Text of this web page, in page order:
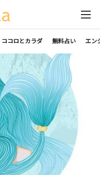
ココロとカラダ 無料占い エン